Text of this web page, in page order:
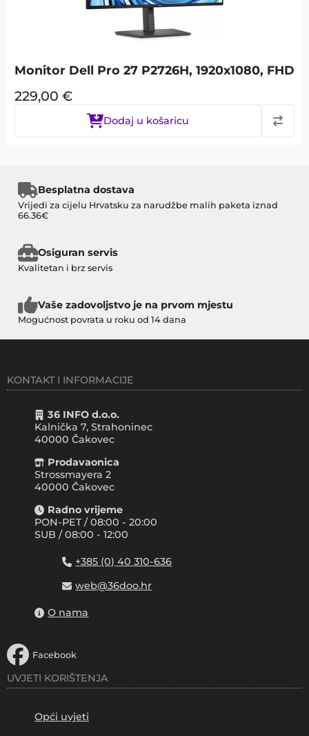
Monitor Dell Pro 27 P2726H, 1920x1080, FHD
229,00 €
Dodaj u košaricu
Besplatna dostava
Vrijedi za cijelu Hrvatsku za narudžbe malih paketa iznad
66.36€
Osiguran servis
Kvalitetan i brz servis
Vaše zadovoljstvo je na prvom mjestu
Mogućnost povrata u roku od 14 dana
KONTAKT I INFORMACIJE
36 INFO d.o.o.
Kalnička 7, Strahoninec
40000 Čakovec
Prodavaonica
Strossmayera 2
40000 Čakovec
Radno vrijeme
PON-PET / 08:00 - 20:00
SUB / 08:00 - 12:00
+385 (0) 40 310-636
web@36doo.hr
O nama
Facebook
UVJETI KORIŠTENJA
Opći uvjeti